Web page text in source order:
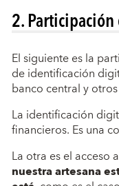
2.
El siguiente es la
de identificación
banco central y
La identificación
financieros. Es una
La otra es el acceso
nuestra artesana